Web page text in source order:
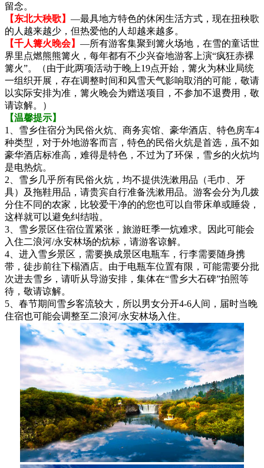
留念。
【东北大秧歌】 —最具地方特色的休闲生活方式，现在扭秧歌
的人越来越少，但热爱他的人却越来越多。
【千人篝火晚会】 —所有游客集聚到篝火场地，在雪的童话世
界里点燃熊熊篝火，每年都有不少兴奋地游客上演“疯狂赤裸
篝火”。（由于此两项活动于晚上19点开始，篝火为林业局统
一组织开展，存在调整时间和风雪天气影响取消的可能，敬请
以实际安排为准，篝火晚会为赠送项目，不参加不退费用，敬
请谅解。）
【温馨提示】
1、雪乡住宿分为民俗火炕、商务宾馆、豪华酒店、特色房车4
种类型，对于外地游客而言，特色的民俗火炕是首选，虽不如
豪华酒店标准高，难得是特色，不过为了环保，雪乡的火炕均
是电热炕。
2、雪乡几乎所有民俗火炕，均不提供洗漱用品（毛巾、牙
具）及拖鞋用品，请贵宾自行准备洗漱用品。游客会分为几拨
分住不同的农家，比较爱干净的的您也可以自带床单或睡袋，
这样就可以避免纠结啦。
3、雪乡景区住宿位置紧张，旅游旺季一炕难求。因此可能会
入住二浪河/永安林场的炕标，请游客谅解。
4、进入雪乡景区，需要换成景区电瓶车，行李需要随身携
带，徒步前往下榻酒店。由于电瓶车位置有限，可能需要分批
次进去雪乡，请听从导游安排，集体在“雪乡大石碑”拍照等
待，敬请谅解。
5、春节期间雪乡客流较大，所以男女分开4-6人间，届时当晚
住宿也可能会调整至二浪河/永安林场入住。